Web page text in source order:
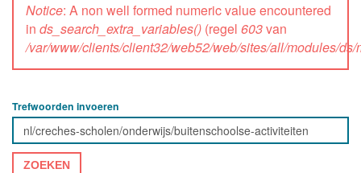
Notice: A non well formed numeric value encountered
in ds_search_extra_variables() (regel 603van
/var/www/clients/client32/web52/web/sites/all/modules/
Trefwoorden invoeren
ZOEKEN